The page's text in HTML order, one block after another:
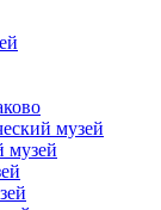
музей
музей